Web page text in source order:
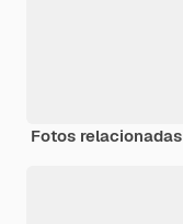
Fotos relacionadas